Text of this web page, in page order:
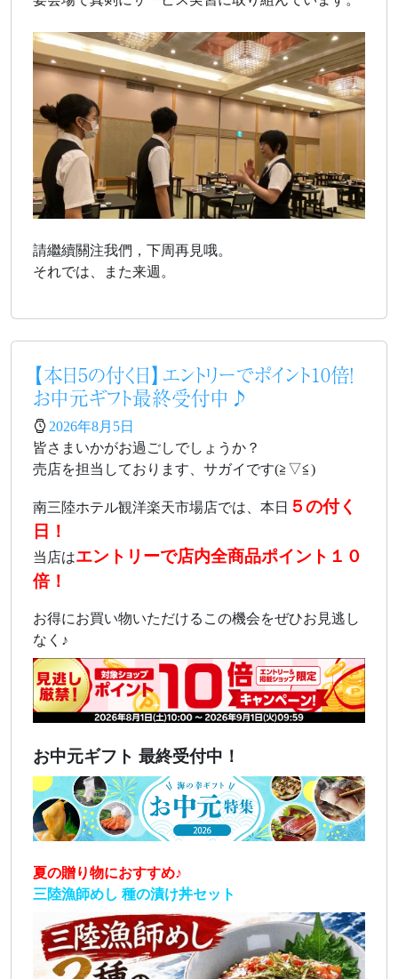
請繼續關注我們，下周再見哦。
それでは、また来週。
【本日5の付く日】エントリーでポイント10倍！
お中元ギフト最終受付中♪
2026年8月5日
皆さまいかがお過ごしでしょうか？
売店を担当しております、サガイです(≧▽≦)
南三陸ホテル観洋楽天市場店では、本日 ５の付く
日！
当店はエントリーで店内全商品ポイント１０
倍！
お得にお買い物いただけるこの機会をぜひお見逃し
なく♪
お中元ギフト 最終受付中！
夏の贈り物におすすめ♪
三陸漁師めし 種の漬け丼セット